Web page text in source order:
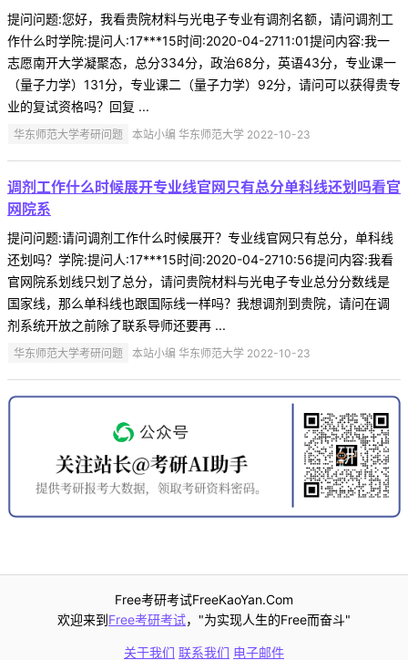
提问问题:您好，我看贵院材料与光电子专业有调剂名额，请问调剂工
作什么时学院:提问人:17***15时间:2020-04-2711:01提问内容:我一
志愿南开大学凝聚态，总分334分，政治68分，英语43分，专业课一
（量子力学）131分，专业课二（量子力学）92分，请问可以获得贵专
业的复试资格吗？回复 ...
华东师范大学考研问题 本站小编 华东师范大学 2022-10-23
调剂工作什么时候展开专业线官网只有总分单科线还划吗看官
网院系
提问问题:请问调剂工作什么时候展开？专业线官网只有总分，单科线
还划吗？学院:提问人:17***15时间:2020-04-2710:56提问内容:我看
官网院系划线只划了总分，请问贵院材料与光电子专业总分分数线是
国家线，那么单科线也跟国际线一样吗？我想调剂到贵院，请问在调
剂系统开放之前除了联系导师还要再 ...
华东师范大学考研问题 本站小编 华东师范大学 2022-10-23
Free考研考试FreeKaoYan.Com
欢迎来到Free考研考试，"为实现人生的Free而奋斗"
关于我们 联系我们 电子邮件